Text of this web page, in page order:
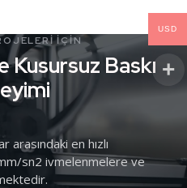
IÇIN
Kusursuz Baskı
arasındaki en hızlı
sn2 ivmelenmelere ve
USD